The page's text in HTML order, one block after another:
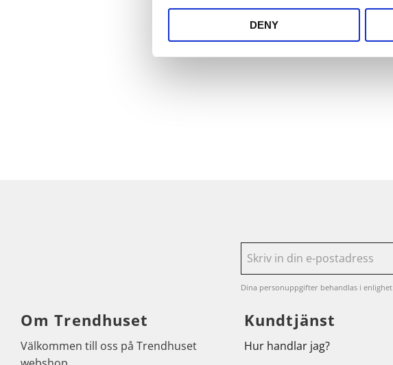
DENY
Dina personuppgifter behandlas i
Om Trendhuset
Välkommen till oss på Trendhuset
Kundtjänst
Hur handlar jag?